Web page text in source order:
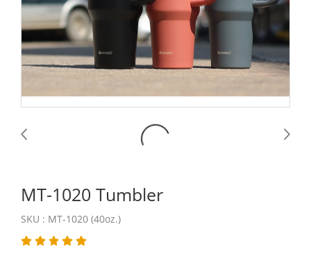
MT-1020 Tumbler
SKU : MT-1020 (40oz.)